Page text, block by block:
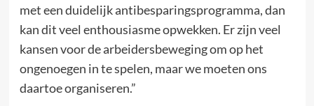
met een duidelijk antibesparingsprogramma, dan
kan dit veel enthousiasme opwekken. Er zijn veel
kansen voor de arbeidersbeweging om op het
ongenoegen in te spelen, maar we moeten ons
daartoe organiseren.”